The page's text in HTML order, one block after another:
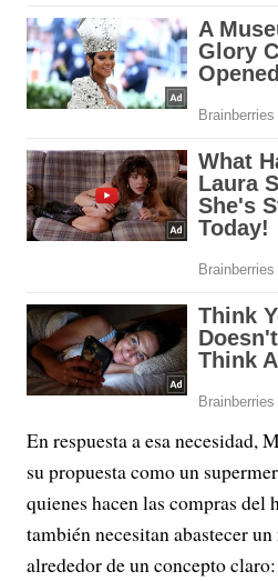
En respuesta a esa necesidad,
su propuesta como un
quienes hacen las compras del
también necesitan abastecer
alrededor de un concepto